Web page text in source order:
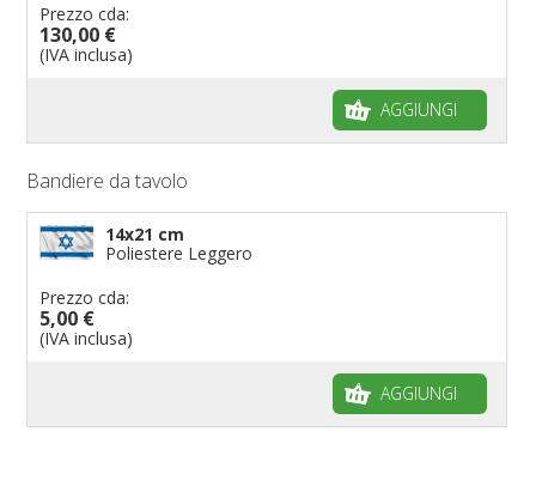
Prezzo cda:
130,00 €
(IVA inclusa)
AGGIUNGI
Bandiere da tavolo
14x21 cm
Poliestere Leggero
Prezzo cda:
5,00 €
(IVA inclusa)
AGGIUNGI